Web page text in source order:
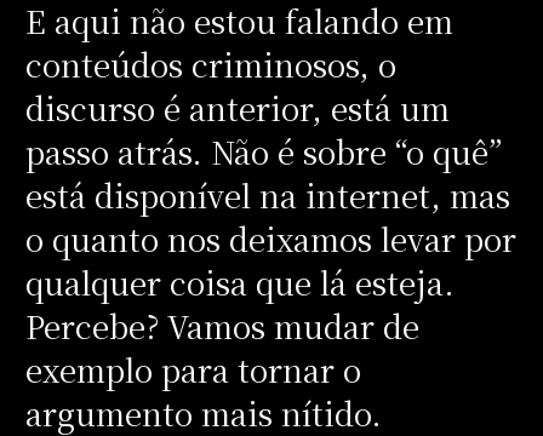
E aqui não estou falando em
conteúdos criminosos, o
discurso é anterior, está um
passo atrás. Não é sobre “o quê”
está disponível na internet, mas
o quanto nos deixamos levar por
qualquer coisa que lá esteja.
Percebe? Vamos mudar de
exemplo para tornar o
argumento mais nítido.